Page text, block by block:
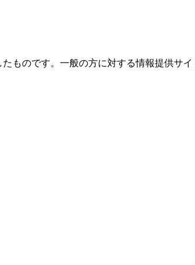
ものです。一般の方に対する情報提供サイ